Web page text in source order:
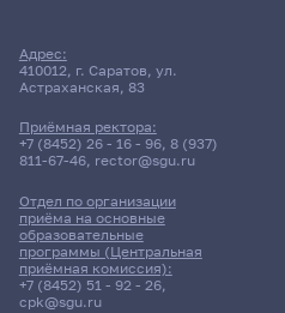
Адрес:
410012, г. Саратов, ул.
Астраханская, 83
Приёмная ректора:
+7 (8452) 26 - 16 - 96, 8 (937)
811-67-46, rector@sgu.ru
Отдел по организации
приёма на основные
образовательные
программы (Центральная
приёмная комиссия):
+7 (8452) 51 - 92 - 26,
cpk@sgu.ru